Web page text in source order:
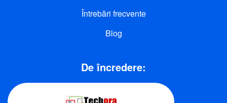
Întrebări frecvente
Blog
De încredere: